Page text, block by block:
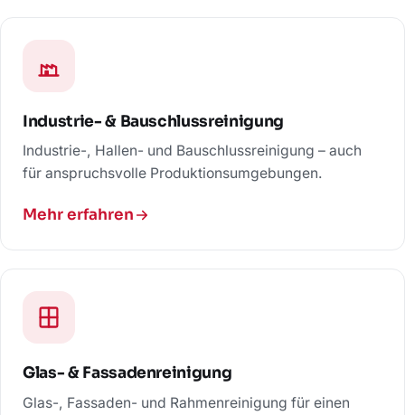
Industrie- & Bauschlussreinigung
Industrie-, Hallen- und Bauschlussreinigung – auch
für anspruchsvolle Produktionsumgebungen.
Mehr erfahren
Glas- & Fassadenreinigung
Glas-, Fassaden- und Rahmenreinigung für einen